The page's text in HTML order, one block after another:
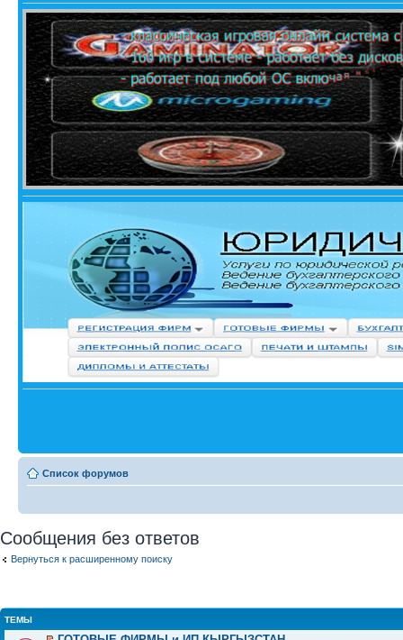
Список форумов
Сообщения без ответов
Вернуться к расширенному поиску
ТЕМЫ